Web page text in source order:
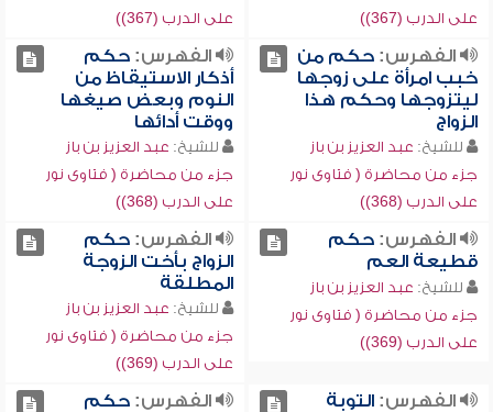
على الدرب (367))
على الدرب (367))
الفهرس:حكم من
خبب امرأة على زوجها
ليتزوجها وحكم هذا
الزواج
للشيخ: عبد العزيز بن باز
جزء من محاضرة ( فتاوى نور
على الدرب (368))
الفهرس:حكم
أذكار الاستيقاظ من
النوم وبعض صيغها
ووقت أدائها
للشيخ: عبد العزيز بن باز
جزء من محاضرة ( فتاوى نور
على الدرب (368))
الفهرس:حكم
قطيعة العم
للشيخ: عبد العزيز بن باز
جزء من محاضرة ( فتاوى نور
على الدرب (369))
الفهرس:حكم
الزواج بأخت الزوجة
المطلقة
للشيخ: عبد العزيز بن باز
جزء من محاضرة ( فتاوى نور
على الدرب (369))
الفهرس:التوبة
الفهرس:حكم